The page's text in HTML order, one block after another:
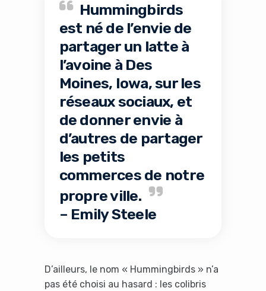
Hummingbirds
est né de l’envie de
partager un latte à
l’avoine à Des
Moines, Iowa, sur les
réseaux sociaux, et
de donner envie à
d’autres de partager
les petits
commerces de notre
propre ville.
– Emily Steele
D’ailleurs, le nom « Hummingbirds » n’a
pas été choisi au hasard : les colibris